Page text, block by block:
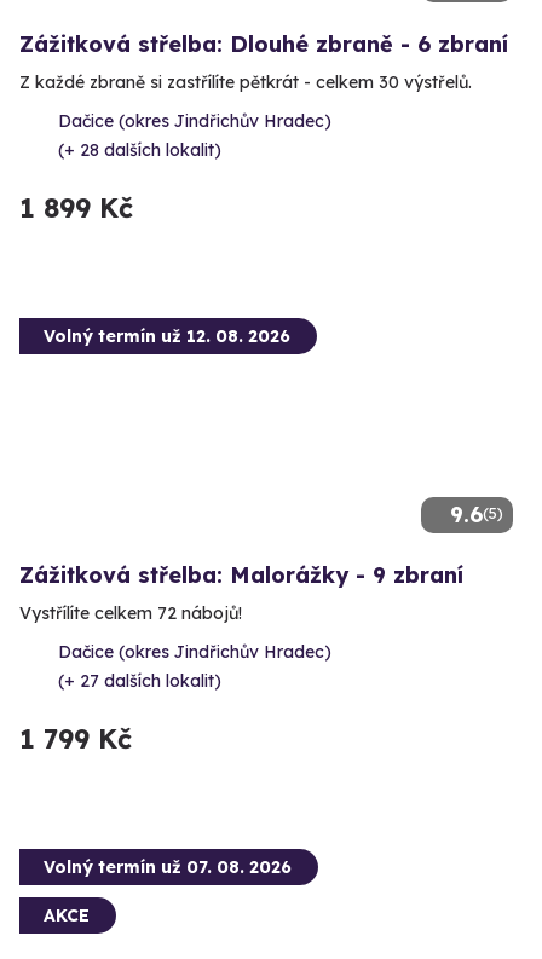
Zážitková střelba: Dlouhé zbraně - 6 zbraní
Z každé zbraně si zastřílíte pětkrát - celkem 30 výstřelů.
Dačice (okres Jindřichův Hradec)
(+ 28 dalších lokalit)
1 899 Kč
9.6(5)
Volný termín už 12. 08. 2026
Zážitková střelba: Malorážky - 9 zbraní
Vystřílíte celkem 72 nábojů!
Dačice (okres Jindřichův Hradec)
(+ 27 dalších lokalit)
1 799 Kč
Volný termín už 07. 08. 2026
AKCE